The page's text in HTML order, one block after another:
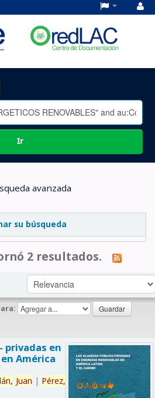
Ir
avanzada
su búsqueda
2 resultados.
privadas en
en América
Juan | Pérez,